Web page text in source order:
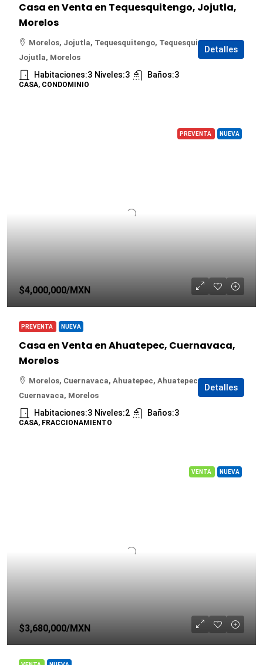
Casa en Venta en Tequesquitengo, Jojutla,
Morelos
Morelos, Jojutla, Tequesquitengo, Tequesquitengo,
Jojutla, Morelos
Habitaciones:3 Niveles:3 Baños:3
CASA, CONDOMINIO
Detalles
PREVENTA NUEVA
$4,000,000/MXN
PREVENTA NUEVA
Casa en Venta en Ahuatepec, Cuernavaca,
Morelos
Morelos, Cuernavaca, Ahuatepec, Ahuatepec,
Cuernavaca, Morelos
Habitaciones:3 Niveles:2 Baños:3
CASA, FRACCIONAMIENTO
Detalles
VENTA NUEVA
$3,680,000/MXN